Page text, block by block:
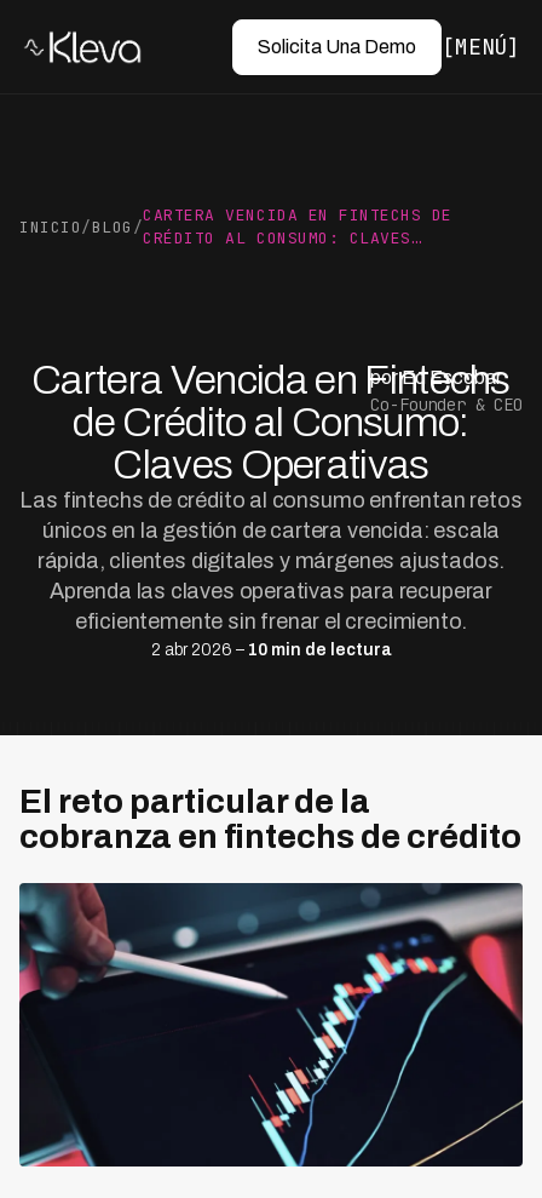
Solicita Una Demo MENÚ
INICIO/BLOG /
CARTERA VENCIDA EN FINTECHS DE
CRÉDITO AL CONSUMO: CLAVES…
Cartera Vencida en Fintechs
de Crédito al Consumo:
Claves Operativas
Las fintechs de crédito al consumo enfrentan retos
únicos en la gestión de cartera vencida: escala
rápida, clientes digitales y márgenes ajustados.
Aprenda las claves operativas para recuperar
eficientemente sin frenar el crecimiento.
2 abr 2026 – 10 min de lectura
por Ed Escobar
Co-Founder & CEO
El reto particular de la
cobranza en fintechs de crédito